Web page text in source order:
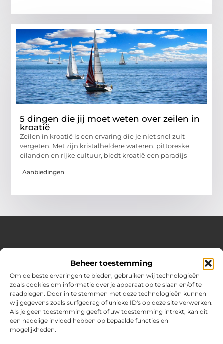
Beheer toestemming
Om de beste ervaringen te bieden, gebruiken wij technologieën
zoals cookies om informatie over je apparaat op te slaan en/of te
raadplegen. Door in te stemmen met deze technologieën kunnen
wij gegevens zoals surfgedrag of unieke ID's op deze site verwerken.
Als je geen toestemming geeft of uw toestemming intrekt, kan dit
een nadelige invloed hebben op bepaalde functies en
mogelijkheden.
5 dingen die jij moet weten over zeilen in
kroatië
Zeilen in kroatië is een ervaring die je niet snel zult
vergeten. Met zijn kristalheldere wateren, pittoreske
eilanden en rijke cultuur, biedt kroatië een paradijs
Aanbiedingen
Jouw bron voor inspiratie en praktische tips voor het
Verken een gevarieerde selectie blogs en artikelen boordevol
handige adviezen en verrassende inzichten om elke dag
optimaal te benutten.
Bericht categorie